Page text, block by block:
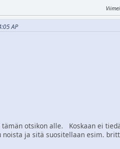
AP
otsikon alle. Koskaan ei
ja sitä suositellaan esim.